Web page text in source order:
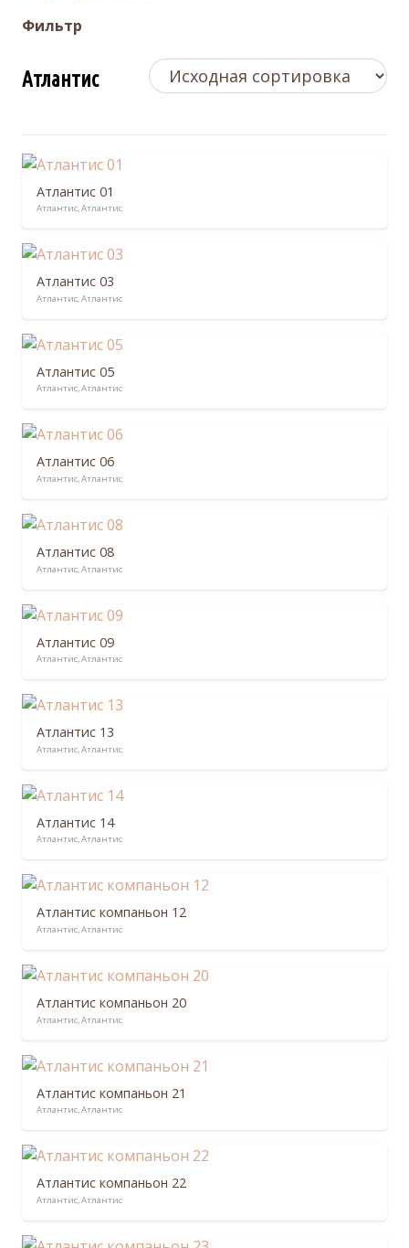
Атлантис
Атлантис 01
Атлантис,Атлантис
Атлантис 03
Атлантис,Атлантис
Атлантис 05
Атлантис,Атлантис
Атлантис 06
Атлантис,Атлантис
Атлантис 08
Атлантис,Атлантис
Атлантис 09
Атлантис,Атлантис
Атлантис 13
Атлантис,Атлантис
Атлантис 14
Атлантис,Атлантис
Атлантис компаньон 12
Атлантис,Атлантис
Атлантис компаньон 20
Атлантис,Атлантис
Атлантис компаньон 21
Атлантис,Атлантис
Атлантис компаньон 22
Атлантис,Атлантис
Фильтр